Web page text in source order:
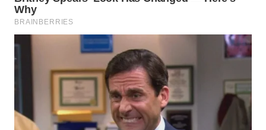
INDRAMAYU
WN
WN